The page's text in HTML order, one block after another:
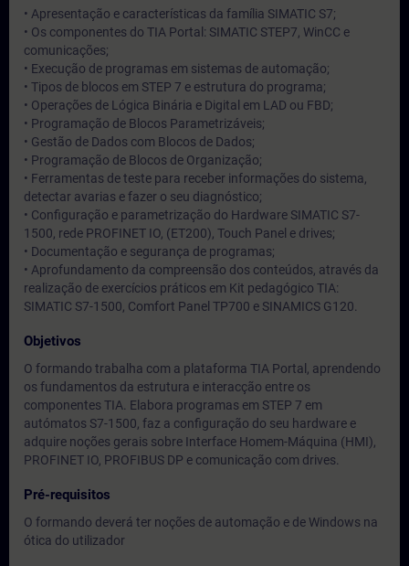
• Apresentação e características da família SIMATIC S7;
• Os componentes do TIA Portal: SIMATIC STEP7, WinCC e
comunicações;
• Execução de programas em sistemas de automação;
• Tipos de blocos em STEP 7 e estrutura do programa;
• Operações de Lógica Binária e Digital em LAD ou FBD;
• Programação de Blocos Parametrizáveis;
• Gestão de Dados com Blocos de Dados;
• Programação de Blocos de Organização;
• Ferramentas de teste para receber informações do sistema,
detectar avarias e fazer o seu diagnóstico;
• Configuração e parametrização do Hardware SIMATIC S7-
1500, rede PROFINET IO, (ET200), Touch Panel e drives;
• Documentação e segurança de programas;
• Aprofundamento da compreensão dos conteúdos, através da
realização de exercícios práticos em Kit pedagógico TIA:
SIMATIC S7-1500, Comfort Panel TP700 e SINAMICS G120.
Objetivos
O formando trabalha com a plataforma TIA Portal, aprendendo
os fundamentos da estrutura e interacção entre os
componentes TIA. Elabora programas em STEP 7 em
autómatos S7-1500, faz a configuração do seu hardware e
adquire noções gerais sobre Interface Homem-Máquina (HMI),
PROFINET IO, PROFIBUS DP e comunicação com drives.
Pré-requisitos
O formando deverá ter noções de automação e de Windows na
ótica do utilizador